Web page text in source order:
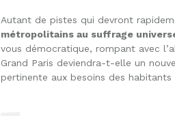
Autant de pistes qui devront
métropolitains au suffrage
vous démocratique, rompant avec
Grand Paris deviendra-t-elle un
pertinente aux besoins des habitants